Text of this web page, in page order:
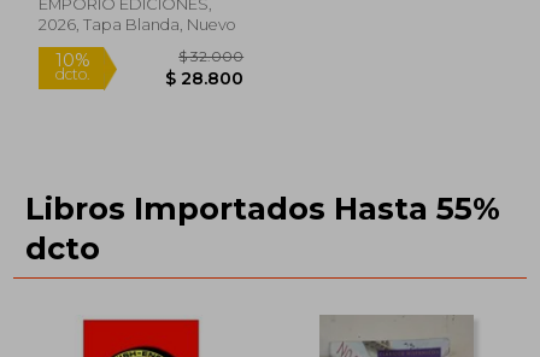
Rápido
EMPORIO EDICIONES,
2026, Tapa Blanda, Nuevo
Libros Importados Hasta 55%
dcto